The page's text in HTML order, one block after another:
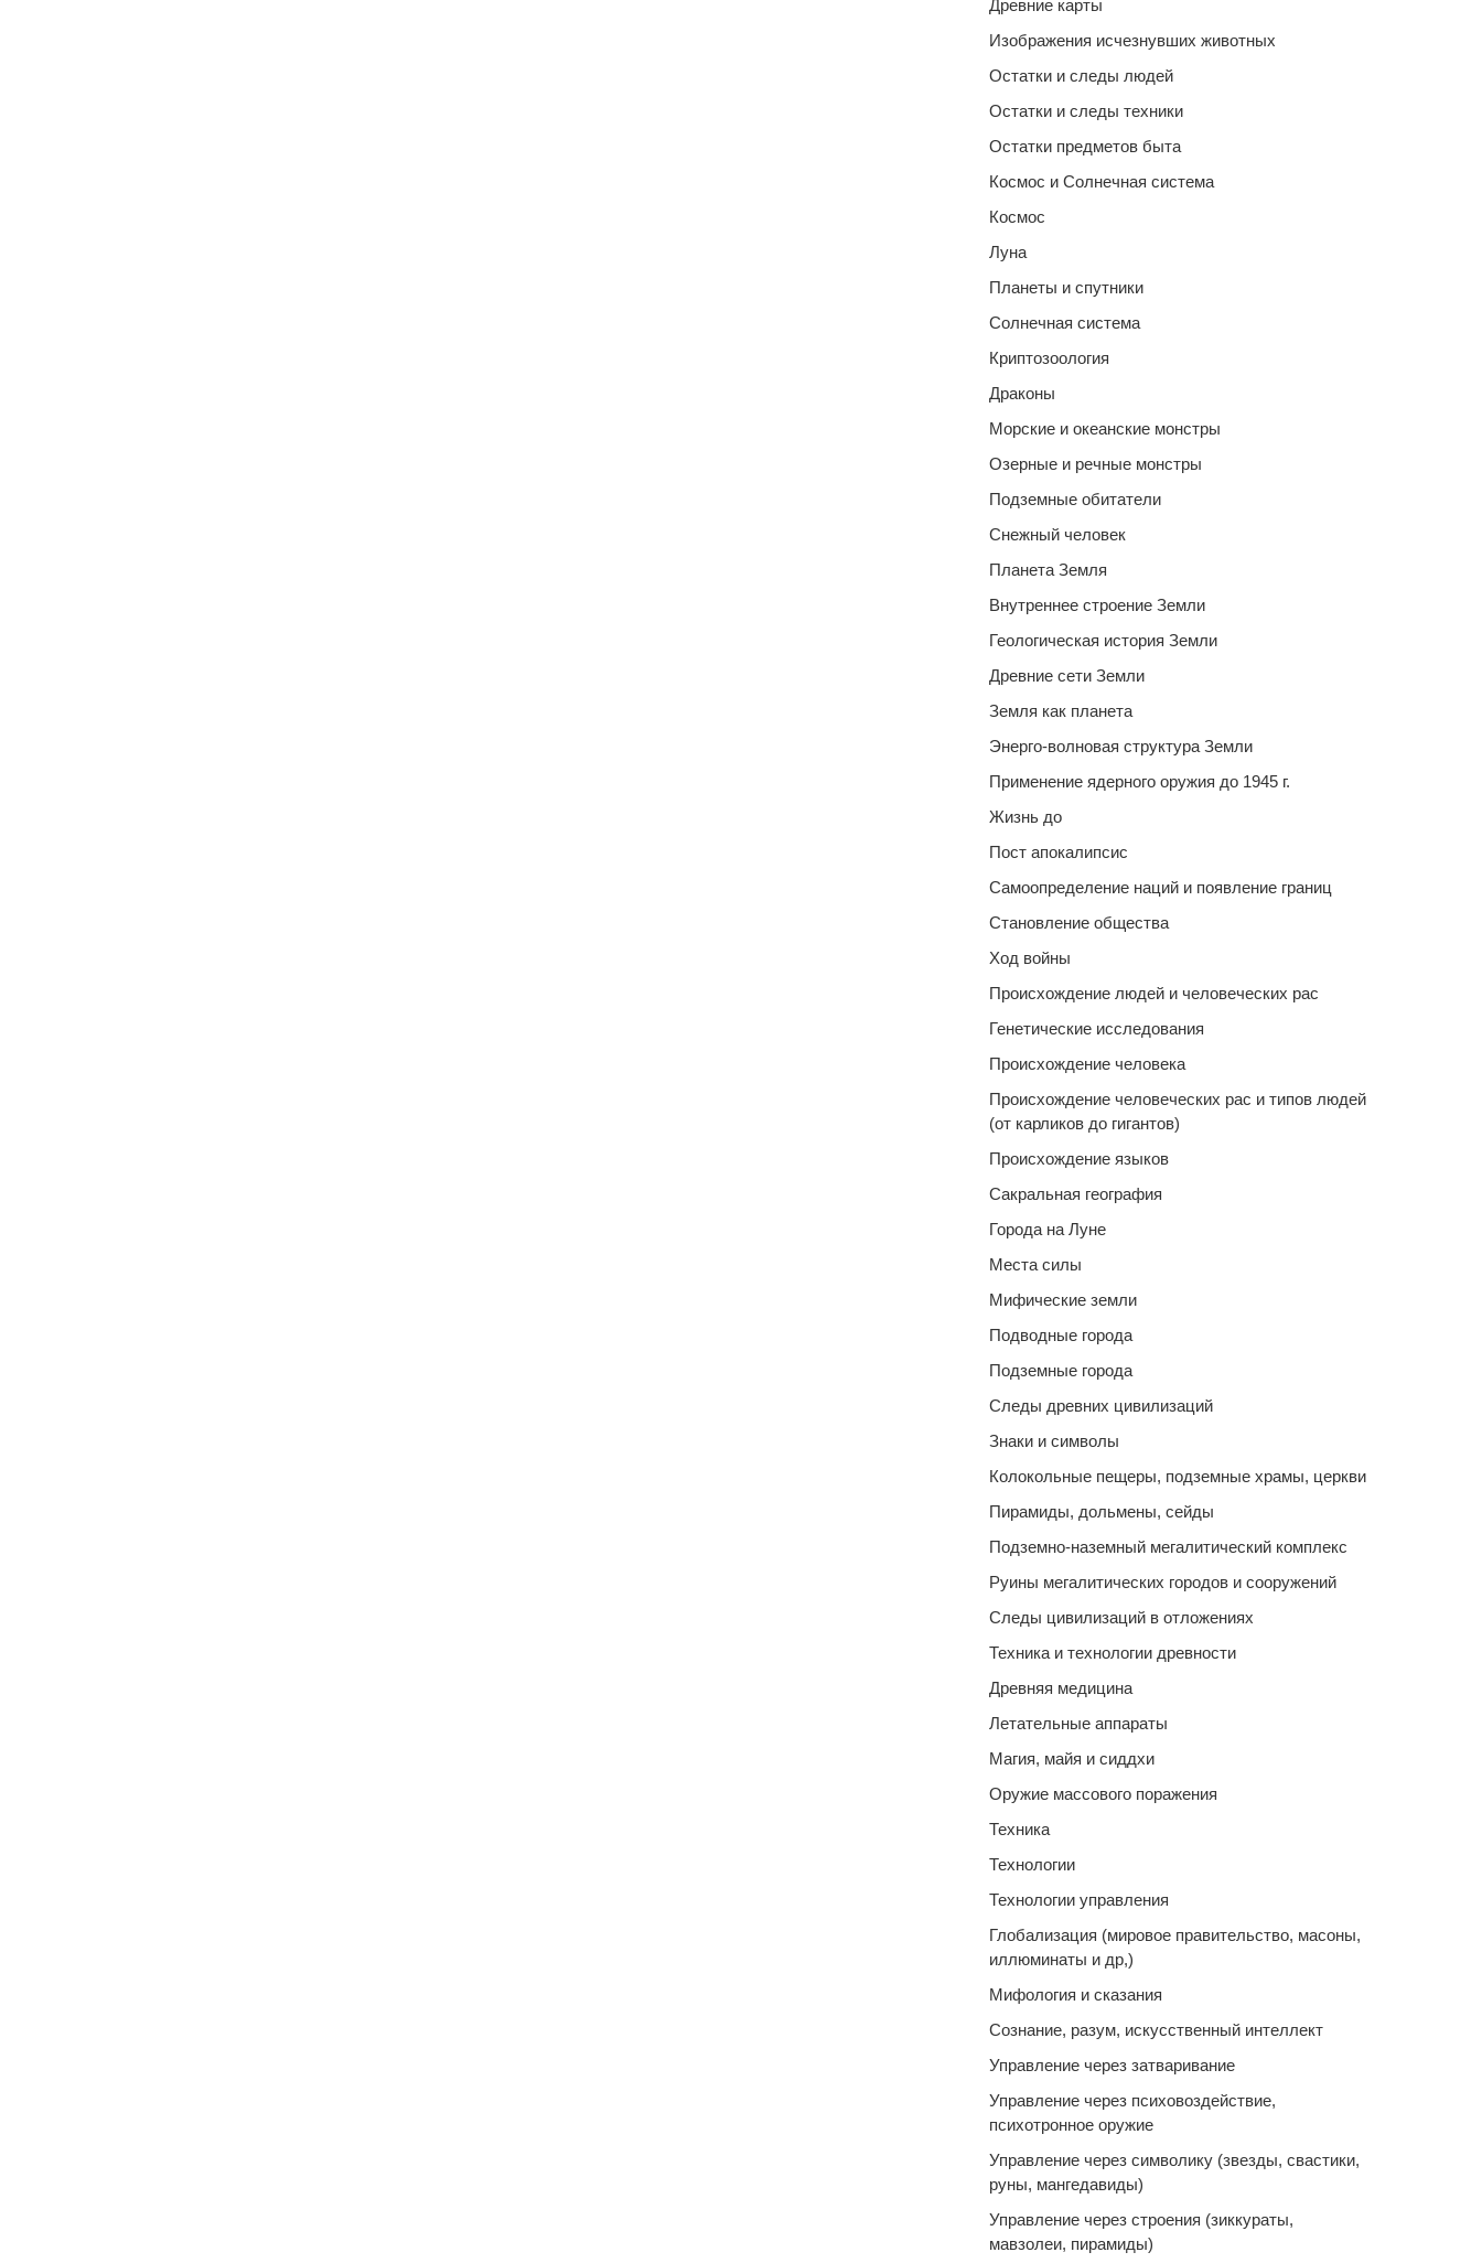
Древние карты
Изображения исчезнувших животных
Остатки и следы людей
Остатки и следы техники
Остатки предметов быта
Космос и Солнечная система
Космос
Луна
Планеты и спутники
Солнечная система
Криптозоология
Драконы
Морские и океанские монстры
Озерные и речные монстры
Подземные обитатели
Снежный человек
Планета Земля
Внутреннее строение Земли
Геологическая история Земли
Древние сети Земли
Земля как планета
Энерго-волновая структура Земли
Применение ядерного оружия до 1945 г.
Жизнь до
Пост апокалипсис
Самоопределение наций и появление границ
Становление общества
Ход войны
Происхождение людей и человеческих рас
Генетические исследования
Происхождение человека
Происхождение человеческих рас и типов людей
(от карликов до гигантов)
Происхождение языков
Сакральная география
Города на Луне
Места силы
Мифические земли
Подводные города
Подземные города
Следы древних цивилизаций
Знаки и символы
Колокольные пещеры, подземные храмы, церкви
Пирамиды, дольмены, сейды
Подземно-наземный мегалитический комплекс
Руины мегалитических городов и сооружений
Следы цивилизаций в отложениях
Техника и технологии древности
Древняя медицина
Летательные аппараты
Магия, майя и сиддхи
Оружие массового поражения
Техника
Технологии
Технологии управления
Глобализация (мировое правительство, масоны,
иллюминаты и др,)
Мифология и сказания
Сознание, разум, искусственный интеллект
Управление через затваривание
Управление через психовоздействие,
психотронное оружие
Управление через символику (звезды, свастики,
руны, мангедавиды)
Управление через строения (зиккураты,
мавзолеи, пирамиды)